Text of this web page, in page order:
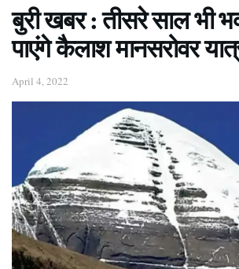
बुरी खबर : तीसरे साल भी
पाएंगे कैलाश मानसरोवर
April 4, 2022